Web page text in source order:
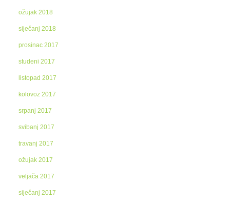
ožujak 2018
siječanj 2018
prosinac 2017
studeni 2017
listopad 2017
kolovoz 2017
srpanj 2017
svibanj 2017
travanj 2017
ožujak 2017
veljača 2017
siječanj 2017